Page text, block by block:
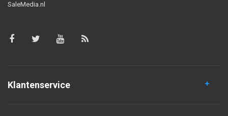
SaleMedia.nl
Klantenservice